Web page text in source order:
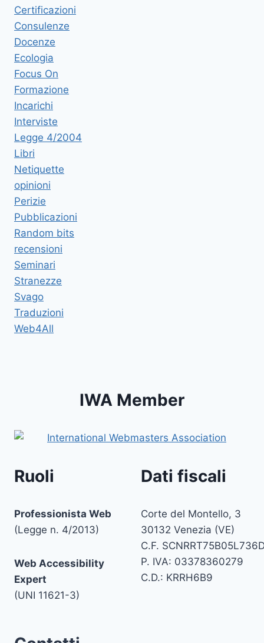
Certificazioni
Consulenze
Docenze
Ecologia
Focus On
Formazione
Incarichi
Interviste
Legge 4/2004
Libri
Netiquette
opinioni
Perizie
Pubblicazioni
Random bits
recensioni
Seminari
Stranezze
Svago
Traduzioni
Web4All
IWA Member
Ruoli
Professionista Web
(Legge n. 4/2013)
Web Accessibility
Expert
(UNI 11621-3)
Dati fiscali
Corte del Montello, 3
30132 Venezia (VE)
C.F.
P. IVA: 03378360279
C.D.: KRRH6B9